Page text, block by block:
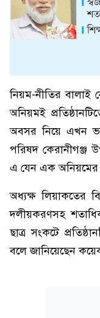
নিয়ম-নীতির বালাই
অনিয়মই
অবসর নিয়ে এখন
পরিষদ
এ যেন এক
অধ্যক্ষ লিয়াকতের
দলীয়করণসহ
ছাত্র সংকটে
বলে জানিয়েছেন